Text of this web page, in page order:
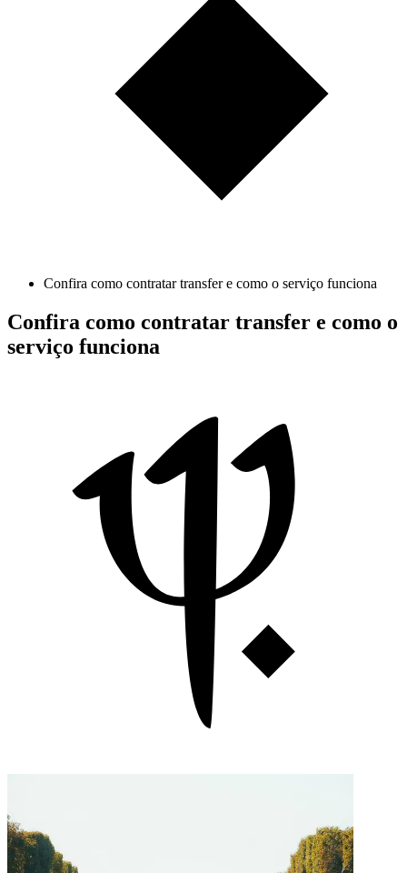
Confira como contratar transfer e como o serviço funciona
Confira como contratar transfer e como o
serviço funciona